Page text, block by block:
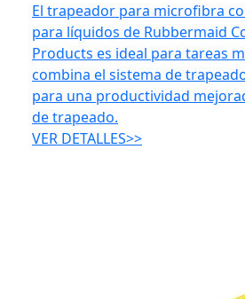
El trapeador para microfibra
para líquidos de Rubbermaid
Products es ideal para tareas
combina el sistema de
para una productividad
de trapeado.
VER DETALLES>>